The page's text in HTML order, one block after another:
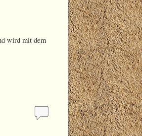
wird mit dem